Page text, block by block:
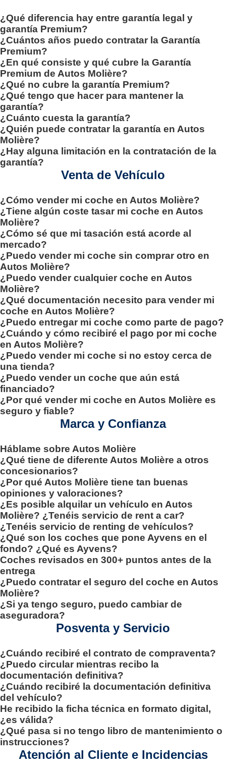
¿Qué diferencia hay entre garantía legal y
garantía Premium?
¿Cuántos años puedo contratar la Garantía
Premium?
¿En qué consiste y qué cubre la Garantía
Premium de Autos Molière?
¿Qué no cubre la garantía Premium?
¿Qué tengo que hacer para mantener la
garantía?
¿Cuánto cuesta la garantía?
¿Quién puede contratar la garantía en Autos
Molière?
¿Hay alguna limitación en la contratación de la
garantía?
Venta de Vehículo
¿Cómo vender mi coche en Autos Molière?
¿Tiene algún coste tasar mi coche en Autos
Molière?
¿Cómo sé que mi tasación está acorde al
mercado?
¿Puedo vender mi coche sin comprar otro en
Autos Molière?
¿Puedo vender cualquier coche en Autos
Molière?
¿Qué documentación necesito para vender mi
coche en Autos Molière?
¿Puedo entregar mi coche como parte de pago?
¿Cuándo y cómo recibiré el pago por mi coche
en Autos Molière?
¿Puedo vender mi coche si no estoy cerca de
una tienda?
¿Puedo vender un coche que aún está
financiado?
¿Por qué vender mi coche en Autos Molière es
seguro y fiable?
Marca y Confianza
Háblame sobre Autos Molière
¿Qué tiene de diferente Autos Molière a otros
concesionarios?
¿Por qué Autos Molière tiene tan buenas
opiniones y valoraciones?
¿Es posible alquilar un vehículo en Autos
Molière? ¿Tenéis servicio de rent a car?
¿Tenéis servicio de renting de vehículos?
¿Qué son los coches que pone Ayvens en el
fondo? ¿Qué es Ayvens?
Coches revisados en 300+ puntos antes de la
entrega
¿Puedo contratar el seguro del coche en Autos
Molière?
¿Si ya tengo seguro, puedo cambiar de
aseguradora?
Posventa y Servicio
¿Cuándo recibiré el contrato de compraventa?
¿Puedo circular mientras recibo la
documentación definitiva?
¿Cuándo recibiré la documentación definitiva
del vehículo?
He recibido la ficha técnica en formato digital,
¿es válida?
¿Qué pasa si no tengo libro de mantenimiento o
instrucciones?
Atención al Cliente e Incidencias